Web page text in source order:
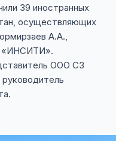
39 иностранных
осуществляющих
А.А.,
«ИНСИТИ».
ООО СЗ